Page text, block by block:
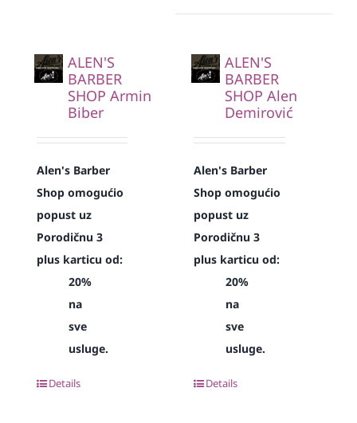
ALEN'S
BARBER
SHOP Armin
Biber
Alen's Barber
Shop omogućio
popust uz
Porodičnu 3
plus karticu od:
20%
na
sve
usluge.
Details
ALEN'S
BARBER
SHOP Alen
Demirović
Alen's Barber
Shop omogućio
popust uz
Porodičnu 3
plus karticu od:
20%
na
sve
usluge.
Details